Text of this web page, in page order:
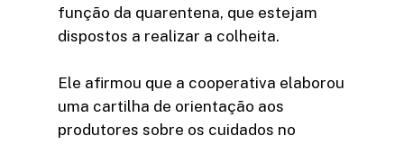
função da quarentena, que estejam
dispostos a realizar a colheita.
Ele afirmou que a cooperativa elaborou
uma cartilha de orientação aos
produtores sobre os cuidados no